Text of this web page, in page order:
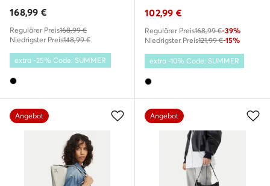
168,99 €
Regulärer Preis168,99 €
Niedrigster Preis148,99 €
extra -25% Code: SUMMER
102,99 €
Regulärer Preis168,99 €-39%
Niedrigster Preis121,99 €-15%
extra -10% Code: SUMMER
Angebot Angebot